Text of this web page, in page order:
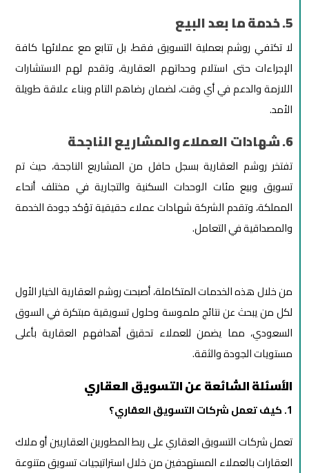
5. خدمة ما بعد البيع
لا تكتفي روشم بعملية التسويق فقط، بل تتابع مع عملائها كافة
الإجراءات حتى استلام وحداتهم العقارية، وتقدم لهم الاستشارات
اللازمة والدعم في أي وقت، لضمان رضاهم التام وبناء علاقة طويلة
الأمد.
6. شهادات العملاء والمشاريع الناجحة
تفتخر روشم العقارية بسجل حافل من المشاريع الناجحة، حيث تم
تسويق وبيع مئات الوحدات السكنية والتجارية في مختلف أنحاء
المملكة، وتقدم الشركة شهادات عملاء حقيقية تؤكد جودة الخدمة
والمصداقية في التعامل.
من خلال هذه الخدمات المتكاملة، أصبحت روشم العقارية الخيار الأول
لكل من يبحث عن نتائج ملموسة وحلول تسويقية مبتكرة في السوق
السعودي، مما يضمن للعملاء تحقيق أهدافهم العقارية بأعلى
مستويات الجودة والثقة.
الأسئلة الشائعة عن التسويق العقاري
1. كيف تعمل شركات التسويق العقاري؟
تعمل شركات التسويق العقاري على ربط المطورين العقاريين أو ملاك
العقارات بالعملاء المستهدفين من خلال استراتيجيات تسويق متنوعة